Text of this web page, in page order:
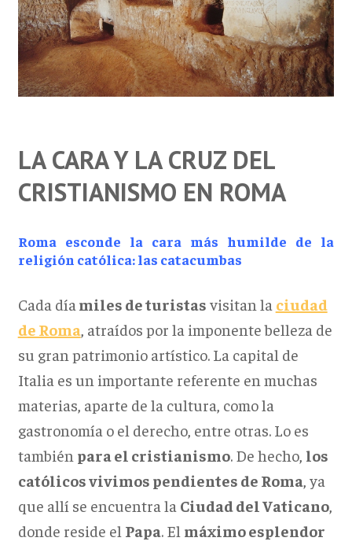
LA CARA Y LA CRUZ DEL
CRISTIANISMO EN ROMA
Roma esconde la cara más humilde de la
religión católica: las catacumbas
Cada día miles de turistas visitan la ciudad
de Roma, atraídos por la imponente belleza de
su gran patrimonio artístico. La capital de
Italia es un importante referente en muchas
materias, aparte de la cultura, como la
gastronomía o el derecho, entre otras. Lo es
también para el cristianismo. De hecho, los
católicos vivimos pendientes de Roma, ya
que allí se encuentra la Ciudad del Vaticano,
donde reside el Papa. El máximo esplendor